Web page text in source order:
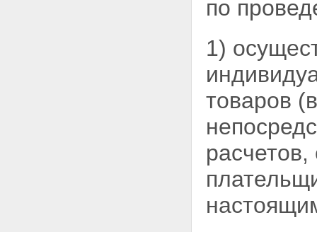
по
1)
товаров